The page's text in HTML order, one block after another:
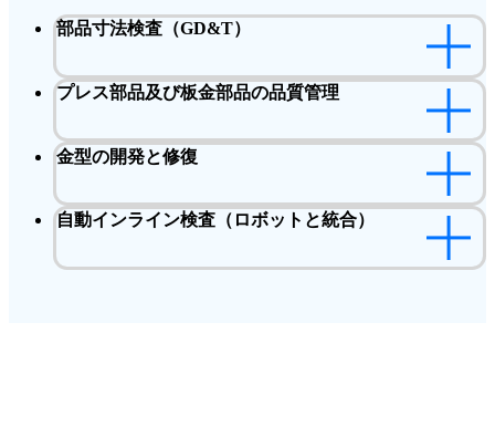
部品寸法検査（GD&T）
プレス部品及び板金部品の品質管理
金型の開発と修復
自動インライン検査（ロボットと統合）